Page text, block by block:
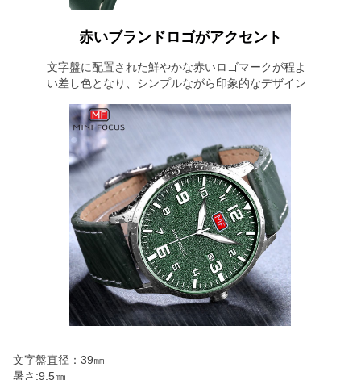
赤いブランドロゴがアクセント
文字盤に配置された鮮やかな赤いロゴマークが程よ
い差し色となり、シンプルながら印象的なデザイン
文字盤直径：39㎜
暑さ:9.5㎜